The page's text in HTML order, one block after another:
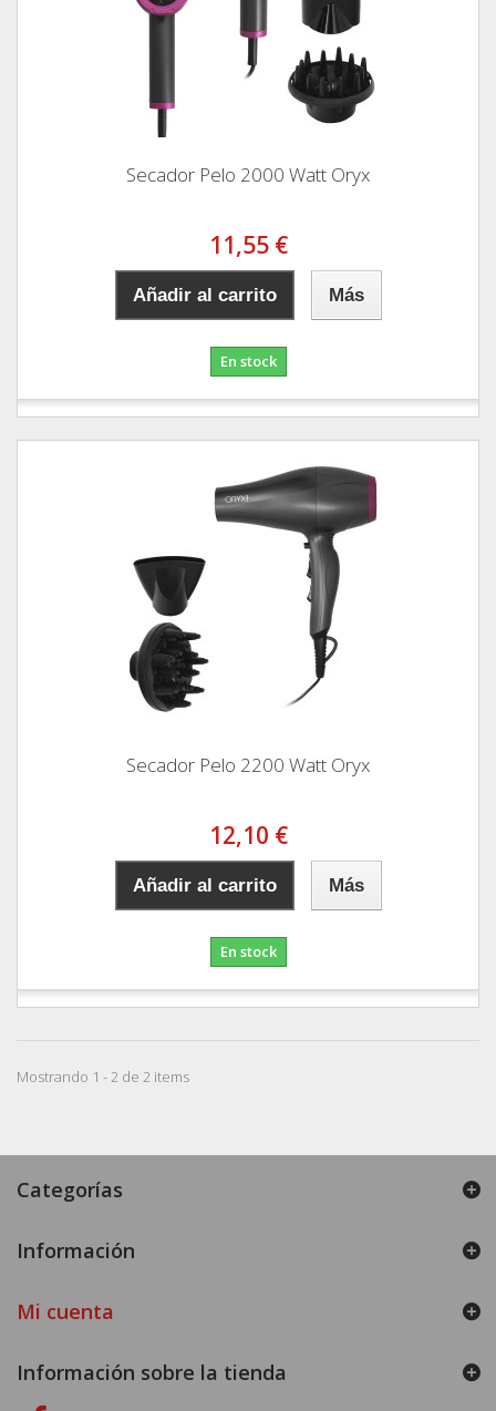
Secador Pelo 2000 Watt Oryx
11,55 €
Añadir al carrito Más
En stock
Secador Pelo 2200 Watt Oryx
12,10 €
Añadir al carrito Más
En stock
Mostrando 1 - 2 de 2 items
Categorías
Información
Mi cuenta
Información sobre la tienda